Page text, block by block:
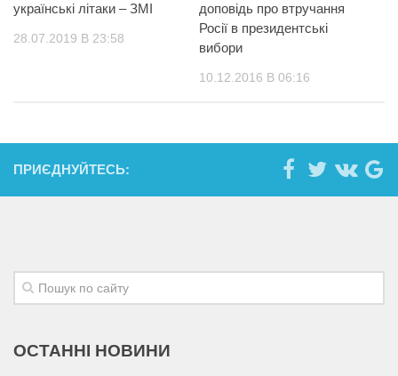
українські літаки – ЗМІ
28.07.2019 В 23:58
доповідь про втручання
Росії в президентські
вибори
10.12.2016 В 06:16
ПРИЄДНУЙТЕСЬ:
ОСТАННІ НОВИНИ